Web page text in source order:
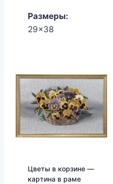
Размеры:
29x38
Цветы в корзине —
картина в раме